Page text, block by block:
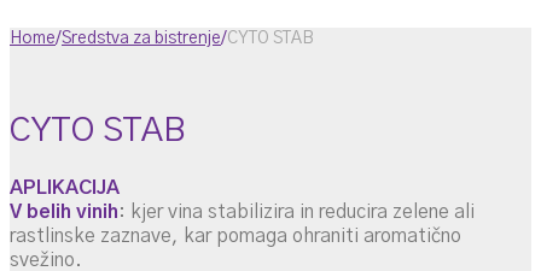
Home/Sredstva za bistrenje/CYTO STAB
CYTO STAB
APLIKACIJA
V belih vinih: kjer vina stabilizira in reducira zelene ali
rastlinske zaznave, kar pomaga ohraniti aromatično
svežino.